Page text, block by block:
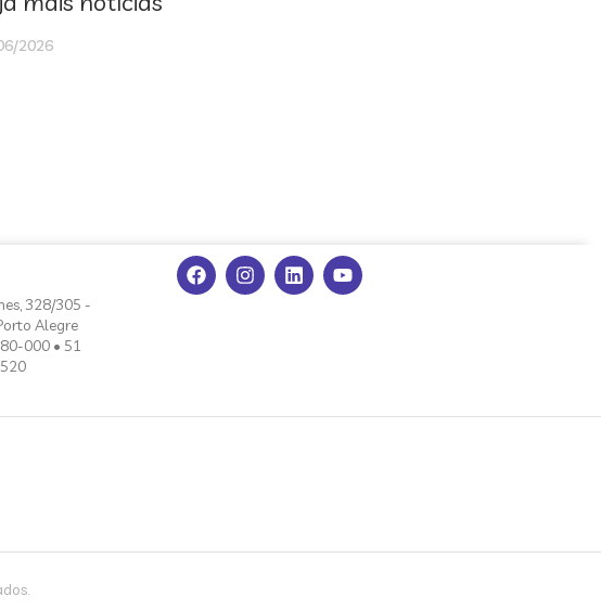
2026
328/305 -
Alegre
000 • 51